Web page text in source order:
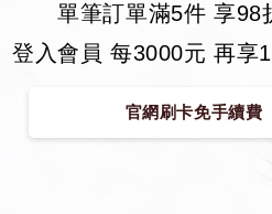
單筆訂單滿5件 享98
登入會員 每3000元 再享
官網刷卡免手續費